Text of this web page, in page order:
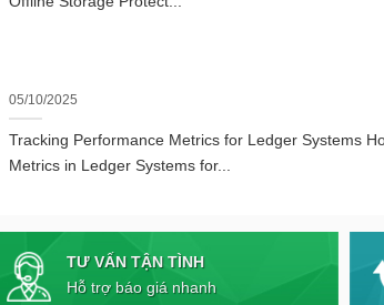
05/10/2025
Tracking Performance Metrics for Ledger Systems
Metrics in Ledger Systems for...
TƯ VẤN TẬN TÌNH
Hỗ trợ báo giá nhanh